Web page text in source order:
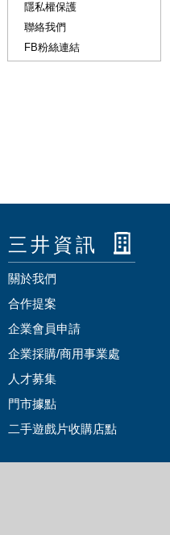
隱私權保護
聯絡我們
FB粉絲連結
三井資訊
關於我們
合作提案
企業會員申請
企業採購/商用事業處
人才募集
門市據點
二手遊戲片收購店點